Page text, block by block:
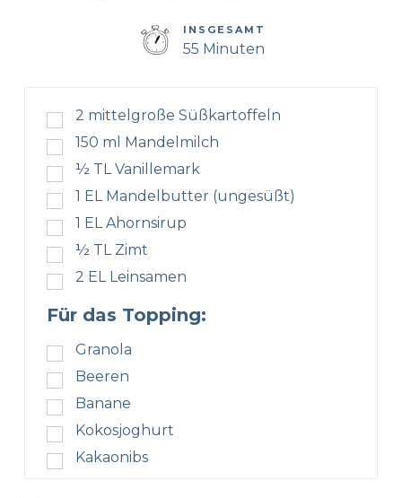
INSGESAMT
55 Minuten
2 mittelgroße Süßkartoffeln
150 ml Mandelmilch
½ TL Vanillemark
1 EL Mandelbutter (ungesüßt)
1 EL Ahornsirup
½ TL Zimt
2 EL Leinsamen
Für das Topping:
Granola
Beeren
Banane
Kokosjoghurt
Kakaonibs